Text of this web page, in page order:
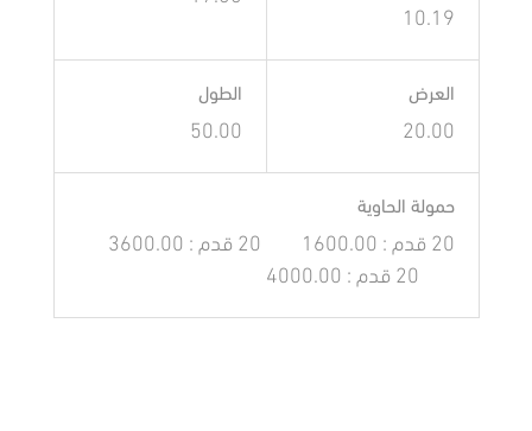
10.19
العرض
20.00
الطول
50.00
حمولة الحاوية
20 قدم : 1600.00
20 قدم : 3600.00
20 قدم : 4000.00